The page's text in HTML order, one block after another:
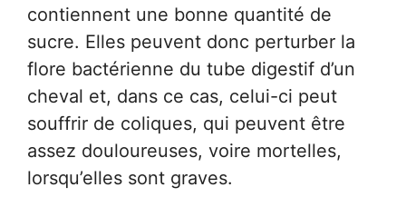
contiennent une bonne quantité de
sucre. Elles peuvent donc perturber la
flore bactérienne du tube digestif d’un
cheval et, dans ce cas, celui-ci peut
souffrir de coliques, qui peuvent être
assez douloureuses, voire mortelles,
lorsqu’elles sont graves.